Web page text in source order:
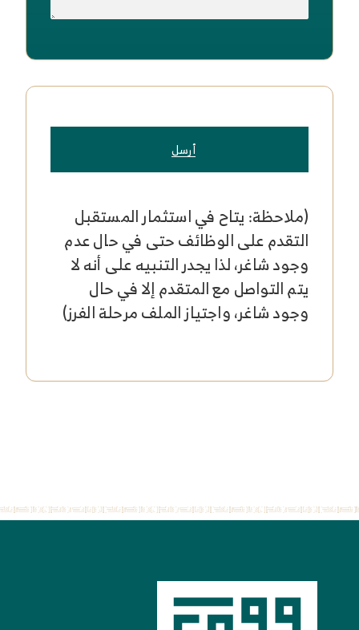
أرسل
(ملاحظة: يتاح في استثمار المستقبل
التقدم على الوظائف حتى في حال عدم
وجود شاغر، لذا يجدر التنبيه على أنه لا
يتم التواصل مع المتقدم إلا في حال
وجود شاغر، واجتياز الملف مرحلة الفرز)